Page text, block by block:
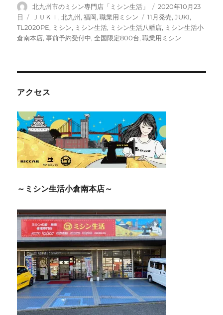
投
稿
者
北九州市のミシン専門店「ミシン生活」
投
稿
日:
2020年10月23
日
カ
テ
ゴ
ＪＵＫＩ ,北九州 ,福岡,職業用ミシン
タ
グ
11月発売,JUKI,
TL2020PE, ミシン, ミシン生活, ミシン生活八幡店, ミシン生活小
倉南本店,事前予約受付中,全国限定800台,職業用ミシン
アクセス
～ミシン生活小倉南本店～